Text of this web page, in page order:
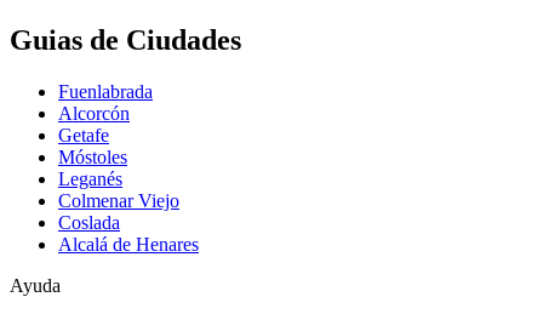
Guias de Ciudades
Fuenlabrada
Alcorcón
Getafe
Móstoles
Leganés
Colmenar Viejo
Coslada
Alcalá de Henares
Ayuda